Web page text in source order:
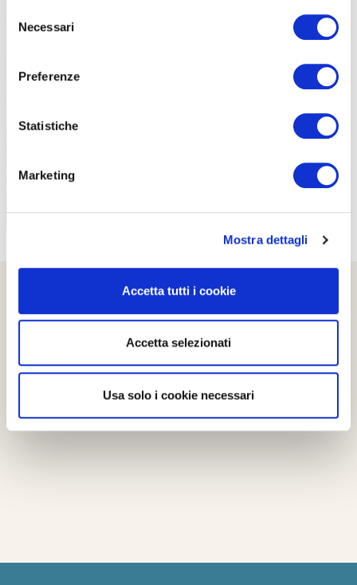
delNecessari
Preferenze
Statistiche
Marketing
Mostra dettagli
Accetta tutti i cookie
Accetta selezionati
Usa solo i cookie necessari